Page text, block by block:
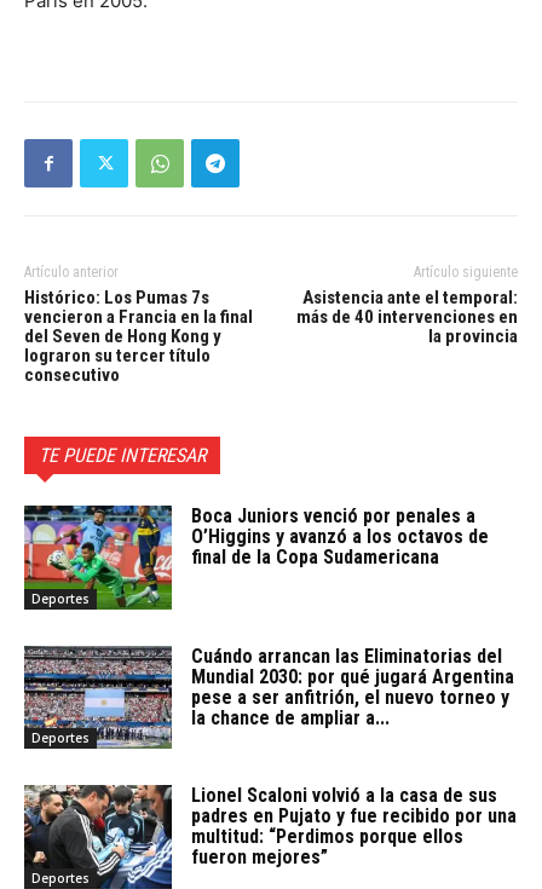
Artículo anterior
Histórico: Los Pumas 7s
vencieron a Francia en la final
del Seven de Hong Kong y
lograron su tercer título
consecutivo
Artículo siguiente
Asistencia ante el temporal:
más de 40 intervenciones en
la provincia
TE PUEDE INTERESAR
Deportes
Boca Juniors venció por penales a
O’Higgins y avanzó a los octavos de
final de la Copa Sudamericana
Deportes
Cuándo arrancan las Eliminatorias del
Mundial 2030: por qué jugará Argentina
pese a ser anfitrión, el nuevo torneo y
la chance de ampliar a...
Deportes
Lionel Scaloni volvió a la casa de sus
padres en Pujato y fue recibido por una
multitud: “Perdimos porque ellos
fueron mejores”